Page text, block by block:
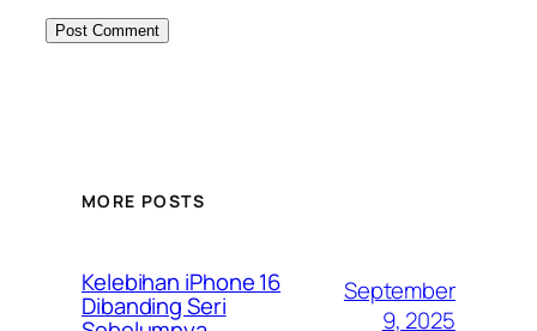
MORE POSTS
Kelebihan iPhone 16
Dibanding Seri
September
9, 2025